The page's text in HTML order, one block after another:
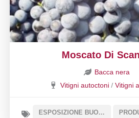
Moscato Di
Bacca nera
Vitigni autoctoni/ Vitigni
ESPOSIZIONE BUONA